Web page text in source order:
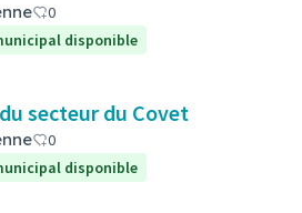
0
disponible
secteur du Covet
0
disponible